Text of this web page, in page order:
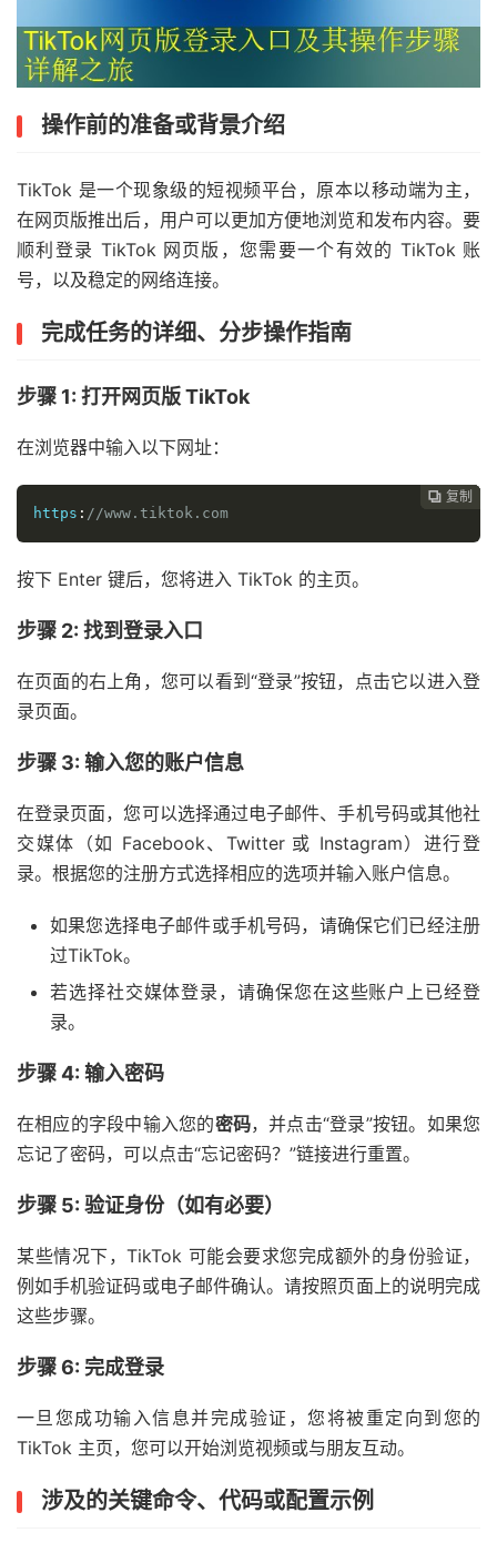
操作前的准备或背景介绍
TikTok 是一个现象级的短视频平台，原本以移动端为主，
在网页版推出后，用户可以更加方便地浏览和发布内容。要
顺利登录 TikTok 网页版，您需要一个有效的 TikTok 账
号，以及稳定的网络连接。
完成任务的详细、分步操作指南
步骤 1: 打开网页版 TikTok
在浏览器中输入以下网址：
 复制
 复制
 复制
 复制
https : //www.tiktok.com
按下 Enter 键后，您将进入 TikTok 的主页。
步骤 2: 找到登录入口
在页面的右上角，您可以看到“登录”按钮，点击它以进入登
录页面。
步骤 3: 输入您的账户信息
在登录页面，您可以选择通过电子邮件、手机号码或其他社
交媒体（如 Facebook、Twitter 或 Instagram）进行登
录。根据您的注册方式选择相应的选项并输入账户信息。
如果您选择电子邮件或手机号码，请确保它们已经注册
过TikTok。
若选择社交媒体登录，请确保您在这些账户上已经登
录。
步骤 4: 输入密码
在相应的字段中输入您的密码，并点击“登录”按钮。如果您
忘记了密码，可以点击“忘记密码？”链接进行重置。
步骤 5: 验证身份（如有必要）
某些情况下，TikTok 可能会要求您完成额外的身份验证，
例如手机验证码或电子邮件确认。请按照页面上的说明完成
这些步骤。
步骤 6: 完成登录
一旦您成功输入信息并完成验证，您将被重定向到您的
TikTok 主页，您可以开始浏览视频或与朋友互动。
涉及的关键命令、代码或配置示例